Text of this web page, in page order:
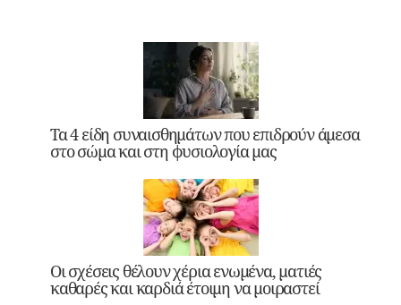
Τα 4 είδη συναισθημάτων που επιδρούν άμεσα
στο σώμα και στη φυσιολογία μας
Οι σχέσεις θέλουν χέρια ενωμένα, ματιές
καθαρές και καρδιά έτοιμη να μοιραστεί